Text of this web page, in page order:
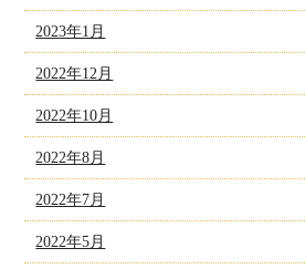
2023年1月
2022年12月
2022年10月
2022年8月
2022年7月
2022年5月